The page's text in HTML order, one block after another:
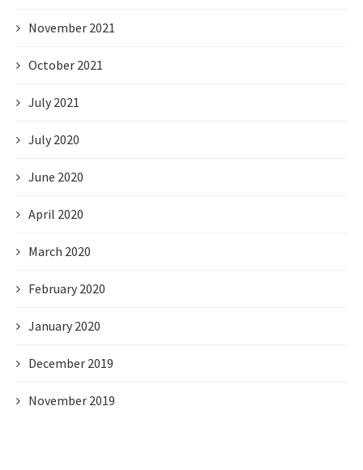
November 2021
October 2021
July 2021
July 2020
June 2020
April 2020
March 2020
February 2020
January 2020
December 2019
November 2019